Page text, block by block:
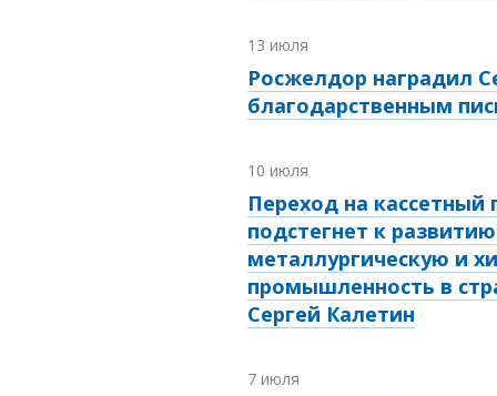
13 июля
Росжелдор наградил
благодарственным
10 июля
Переход на
подстегнет к развитию
металлургическую и
промышленность в
Сергей Калетин
7 июля